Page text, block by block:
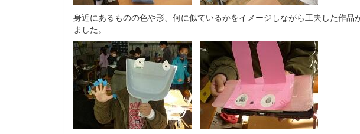
身近にあるものの色や形、何に似ているかをイメージしながら工夫した作品
ました。